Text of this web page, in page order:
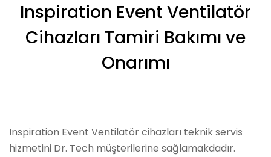
Inspiration Event Ventilatör
Cihazları Tamiri Bakımı ve
Onarımı
Inspiration Event Ventilatör cihazları teknik servis
hizmetini Dr. Tech müşterilerine sağlamakdadır.